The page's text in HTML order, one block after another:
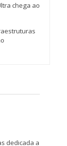
chega ao
dedicada a